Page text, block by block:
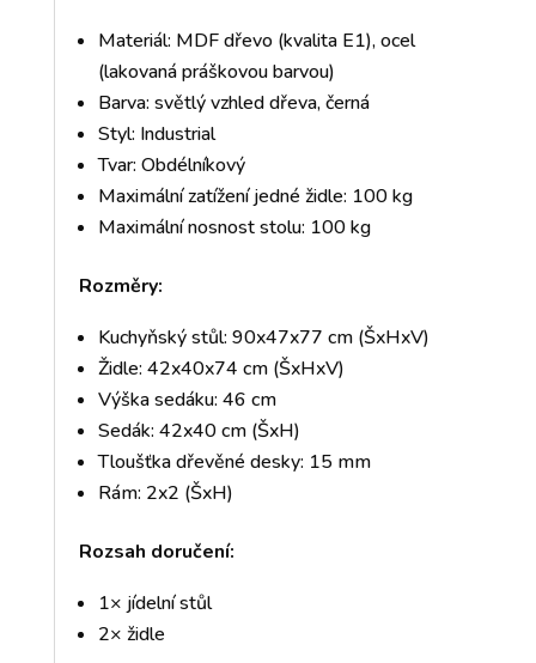
Materiál: MDF dřevo (kvalita E1), ocel
(lakovaná práškovou barvou)
Barva: světlý vzhled dřeva, černá
Styl: Industrial
Tvar: Obdélníkový
Maximální zatížení jedné židle: 100 kg
Maximální nosnost stolu: 100 kg
Rozměry:
Kuchyňský stůl: 90x47x77 cm (ŠxHxV)
Židle: 42x40x74 cm (ŠxHxV)
Výška sedáku: 46 cm
Sedák: 42x40 cm (ŠxH)
Tloušťka dřevěné desky: 15 mm
Rám: 2x2 (ŠxH)
Rozsah doručení:
1× jídelní stůl
2× židle